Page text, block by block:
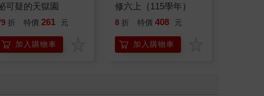
可疑的天獄園
折 特價 261 元
加入購物車
修六上｛115學年｝
8 折 特價 408 元
加入購物車